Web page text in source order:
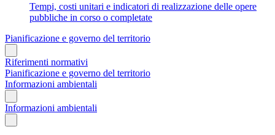
Tempi, costi unitari e indicatori di realizzazione delle opere
pubbliche in corso o completate
Pianificazione e governo del territorio
Riferimenti normativi
Pianificazione e governo del territorio
Informazioni ambientali
Informazioni ambientali